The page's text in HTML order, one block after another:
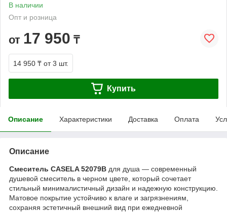
В наличии
Опт и розница
от 17 950 ₸
14 950 ₸ от 3 шт.
Купить
Описание Характеристики Доставка Оплата
Описание
Смеситель CASELA 52079B для душа — современный
душевой смеситель в черном цвете, который сочетает
стильный минималистичный дизайн и надежную конструкцию.
Матовое покрытие устойчиво к влаге и загрязнениям,
сохраняя эстетичный внешний вид при ежедневной